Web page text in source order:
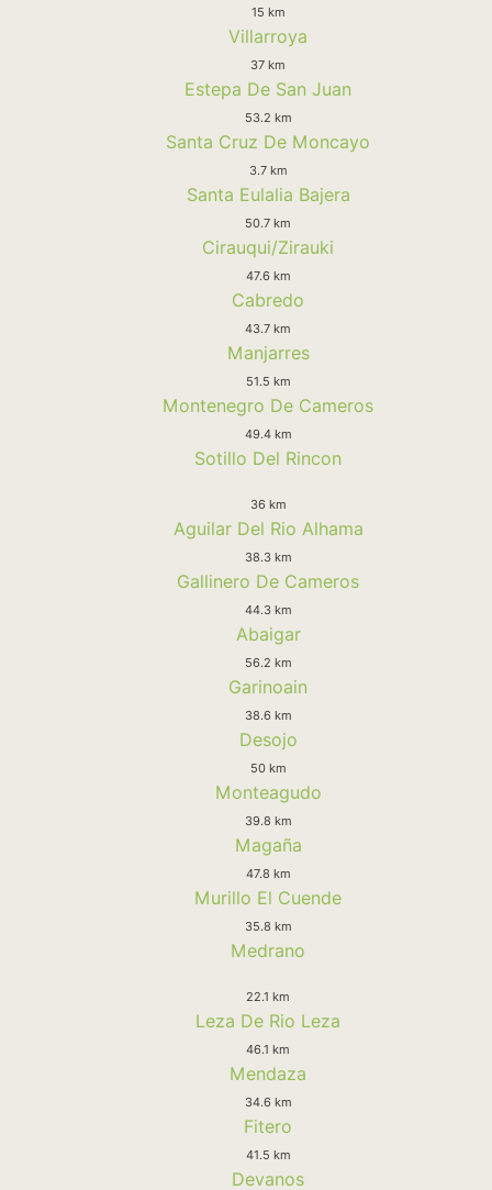
15 km
Villarroya
37 km
Estepa De San Juan
53.2 km
Santa Cruz De Moncayo
3.7 km
Santa Eulalia Bajera
50.7 km
Cirauqui/Zirauki
47.6 km
Cabredo
43.7 km
Manjarres
51.5 km
Montenegro De Cameros
49.4 km
Sotillo Del Rincon
36 km
Aguilar Del Rio Alhama
38.3 km
Gallinero De Cameros
44.3 km
Abaigar
56.2 km
Garinoain
38.6 km
Desojo
50 km
Monteagudo
39.8 km
Magaña
47.8 km
Murillo El Cuende
35.8 km
Medrano
22.1 km
Leza De Rio Leza
46.1 km
Mendaza
34.6 km
Fitero
41.5 km
Devanos